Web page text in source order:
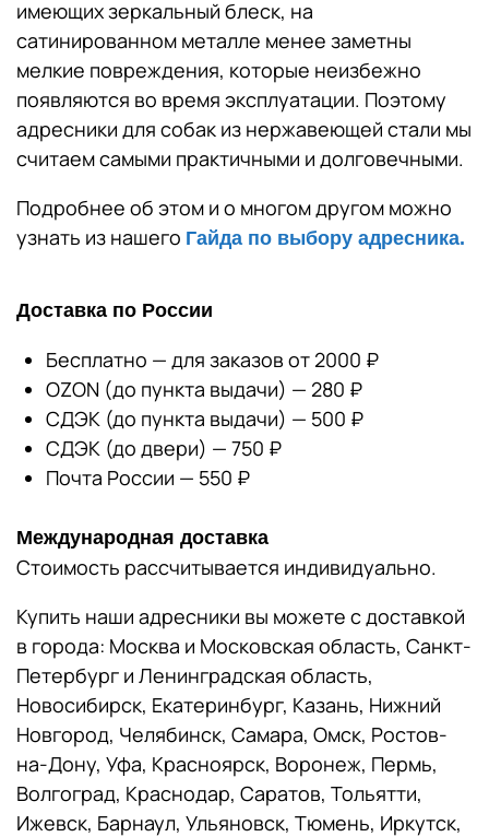
имеющих зеркальный блеск, на
сатинированном металле менее заметны
мелкие повреждения, которые неизбежно
появляются во время эксплуатации. Поэтому
адресники для собак из нержавеющей стали мы
считаем самыми практичными и долговечными.
Подробнее об этом и о многом другом можно
узнать из нашего Гайда по выбору адресника.
Доставка по России
Бесплатно — для заказов от 2000 ₽
OZON (до пункта выдачи) — 280 ₽
СДЭК (до пункта выдачи) — 500 ₽
СДЭК (до двери) — 750 ₽
Почта России — 550 ₽
Международная доставка
Стоимость рассчитывается индивидуально.
Купить наши адресники вы можете с доставкой
в города: Москва и Московская область, Санкт-
Петербург и Ленинградская область,
Новосибирск, Екатеринбург, Казань, Нижний
Новгород, Челябинск, Самара, Омск, Ростов-
на-Дону, Уфа, Красноярск, Воронеж, Пермь,
Волгоград, Краснодар, Саратов, Тольятти,
Ижевск, Барнаул, Ульяновск, Тюмень, Иркутск,